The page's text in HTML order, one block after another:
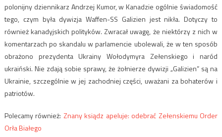
polonijny dziennikarz Andrzej Kumor, w Kanadzie ogólnie świadomość
tego, czym była dywizja Waffen-SS Galizien jest nikła. Dotyczy to
również kanadyjskich polityków. Zwracał uwagę, że niektórzy z nich w
komentarzach po skandalu w parlamencie ubolewali, że w ten sposób
obrażono prezydenta Ukrainy Wołodymyra Zełenskiego i naród
ukraiński. Nie zdają sobie sprawy, że żołnierze dywizji „Galizien” są na
Ukrainie, szczególnie w jej zachodniej części, uważani za bohaterów i
patriotów.
Polecamy również: Znany ksiądz apeluje: odebrać Zełenskiemu Order
Orła Białego